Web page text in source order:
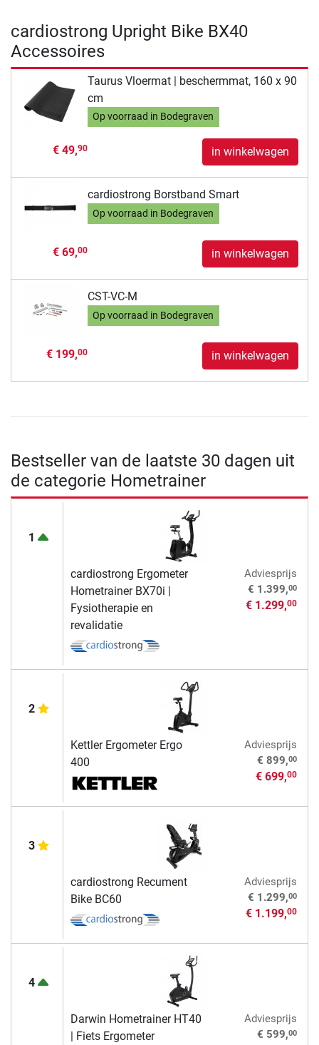
cardiostrong Upright Bike BX40
Accessoires
Taurus Vloermat | beschermmat, 160 x 90
cm
Op voorraad in Bodegraven
€ 49,90 in winkelwagen
cardiostrong Borstband Smart
Op voorraad in Bodegraven
€ 69,00 in winkelwagen
CST-VC-M
Op voorraad in Bodegraven
€ 199,00 in winkelwagen
Bestseller van de laatste 30 dagen uit
de categorie Hometrainer
1
cardiostrong Ergometer
Hometrainer BX70i |
Fysiotherapie en
revalidatie
Adviesprijs
€ 1.399,00
€ 1.299,00
2
Kettler Ergometer Ergo
400
Adviesprijs
€ 899,00
€ 699,00
3
cardiostrong Recument
Bike BC60
Adviesprijs
€ 1.299,00
€ 1.199,00
4
Darwin Hometrainer HT40
| Fiets Ergometer
Adviesprijs
€ 599,00